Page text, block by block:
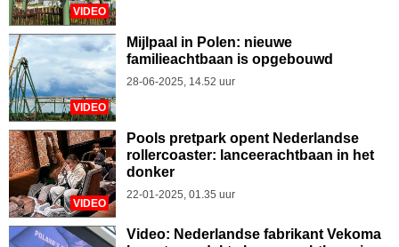
VIDEO
VIDEO
Mijlpaal in Polen: nieuwe
familieachtbaan is opgebouwd
28-06-2025, 14.52 uur
VIDEO
Pools pretpark opent Nederlandse
rollercoaster: lanceerachtbaan in het
donker
22-01-2025, 01.35 uur
Video: Nederlandse fabrikant Vekoma